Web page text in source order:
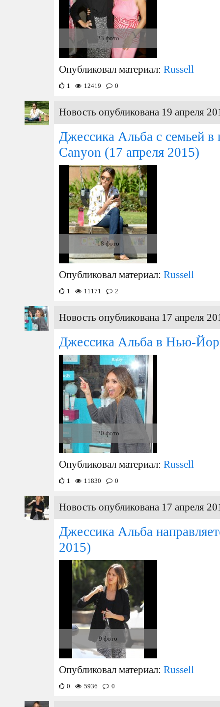
23 фото
Опубликовал материал: Russell
1 12419 0
Новость опубликована 19 апреля
Джессика Альба с семьей в
Canyon (17 апреля 2015)
18 фото
Опубликовал материал: Russell
1 11171 2
Новость опубликована 17 апреля
Джессика Альба в Нью-
20 фото
Опубликовал материал: Russell
1 11830 0
Новость опубликована 17 апреля
Джессика Альба
2015)
9 фото
Опубликовал материал: Russell
0 5936 0